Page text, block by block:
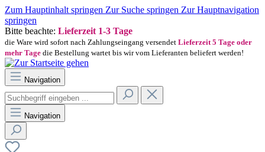
Zum Hauptinhalt springen Zur Suche springen Zur Hauptnavigation
springen
Bitte beachte: Lieferzeit 1-3 Tage
die Ware wird sofort nach Zahlungseingang versendet Lieferzeit 5 Tage oder
mehr Tage die Bestellung wartet bis wir vom Lieferanten beliefert werden!
Navigation
Navigation